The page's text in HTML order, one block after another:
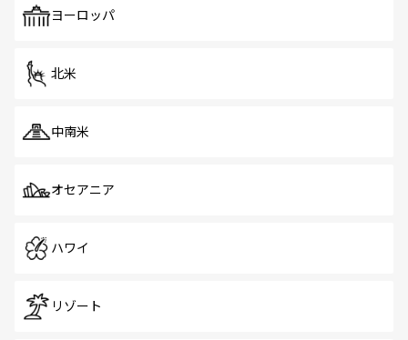
で、ホーカーズは地元の風情を楽しめる外せないスポット
ヨーロッパ
北米
中南米
オセアニア
ハワイ
リゾート